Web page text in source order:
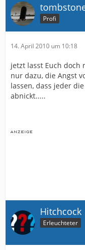
Profi
14. April 2010 um 10:18
jetzt lasst Euch doch
nur dazu, die Angst
lassen, dass jeder
abnickt.....
Hitchcock
Erleuchteter